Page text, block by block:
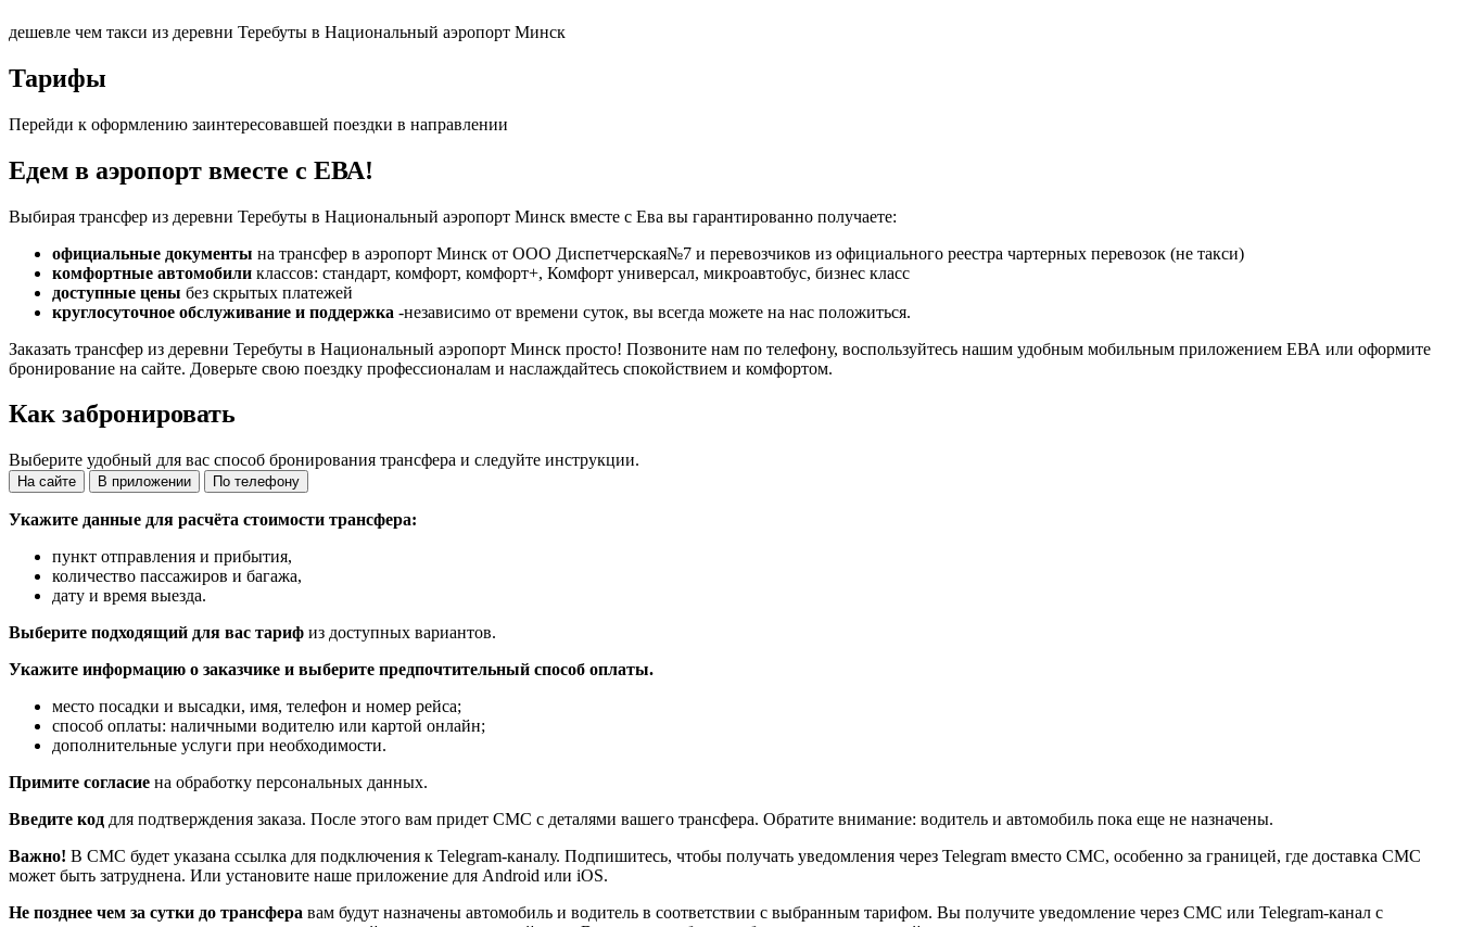
дешевле чем такси из деревни Теребуты в Национальный аэропорт Минск
Тарифы
Перейди к оформлению заинтересовавшей поездки в направлении
Едем в аэропорт вместе с ЕВА!
Выбирая трансфер из деревни Теребуты в Национальный аэропорт Минск вместе с Ева вы гарантированно получаете:
официальные документы на трансфер в аэропорт Минск от ООО Диспетчерская№7 и перевозчиков из официального реестра чартерных перевозок (не такси)
комфортные автомобили классов: стандарт, комфорт, комфорт+, Комфорт универсал, микроавтобус, бизнес класс
доступные цены без скрытых платежей
круглосуточное обслуживание и поддержка -независимо от времени суток, вы всегда можете на нас положиться.
Заказать трансфер из деревни Теребуты в Национальный аэропорт Минск просто! Позвоните нам по телефону, воспользуйтесь нашим удобным мобильным приложением ЕВА или оформите
бронирование на сайте. Доверьте свою поездку профессионалам и наслаждайтесь спокойствием и комфортом.
Как забронировать
Выберите удобный для вас способ бронирования трансфера и следуйте инструкции.
На сайте В приложении По телефону
Укажите данные для расчёта стоимости трансфера:
пункт отправления и прибытия,
количество пассажиров и багажа,
дату и время выезда.
Выберите подходящий для вас тариф из доступных вариантов.
Укажите информацию о заказчике и выберите предпочтительный способ оплаты.
место посадки и высадки, имя, телефон и номер рейса;
способ оплаты: наличными водителю или картой онлайн;
дополнительные услуги при необходимости.
Примите согласие на обработку персональных данных.
Введите код для подтверждения заказа. После этого вам придет СМС с деталями вашего трансфера. Обратите внимание: водитель и автомобиль пока еще не назначены.
Важно! В СМС будет указана ссылка для подключения к Telegram-каналу. Подпишитесь, чтобы получать уведомления через Telegram вместо СМС, особенно за границей, где доставка СМС
может быть затруднена. Или установите наше приложение для Android или iOS.
Не позднее чем за сутки до трансфера вам будут назначены автомобиль и водитель в соответствии с выбранным тарифом. Вы получите уведомление через СМС или Telegram-канал с